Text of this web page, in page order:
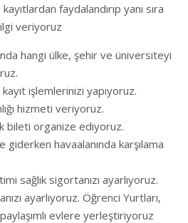
faydalandırıp yanı sıra
veriyoruz
hangi ülke, şehir ve üniversiteyi
işlemlerinizi yapıyoruz.
hizmeti veriyoruz.
bileti organize ediyoruz.
giderken havaalanında karşılama
sağlık sigortanızı ayarlıyoruz.
ayarlıyoruz. Öğrenci Yurtları,
evlere yerleştiriyoruz